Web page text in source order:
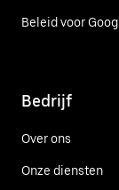
Beleid voor
Bedrijf
Over ons
Onze diensten